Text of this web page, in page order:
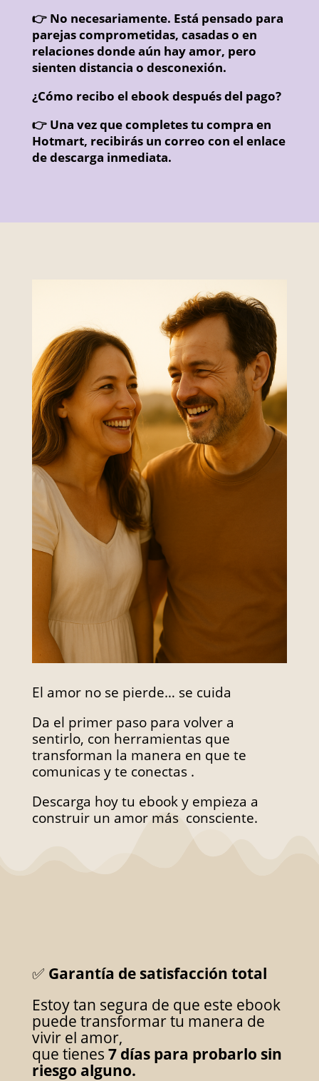
👉 No necesariamente. Está pensado para
parejas comprometidas, casadas o en
relaciones donde aún hay amor, pero
sienten distancia o desconexión.
¿Cómo recibo el ebook después del pago?
👉 Una vez que completes tu compra en
Hotmart, recibirás un correo con el enlace
de descarga inmediata.
El amor no se pierde… se cuida
Da el primer paso para volver a
sentirlo, con herramientas que
transforman la manera en que te
comunicas y te conectas .
Descarga hoy tu ebook y empieza a
construir un amor más consciente.
✅ Garantía de satisfacción total
Estoy tan segura de que este ebook
puede transformar tu manera de
vivir el amor,
que tienes 7 días para probarlo sin
riesgo alguno.